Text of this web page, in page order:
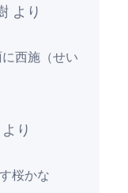
より
西施（せい
より
桜かな